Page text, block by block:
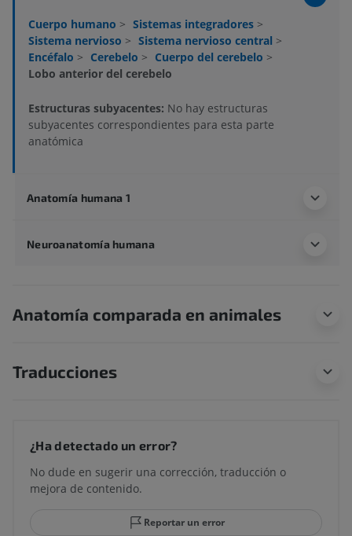
Cuerpo humano > Sistemas integradores >
Sistema nervioso > Sistema nervioso central >
Encéfalo > Cerebelo > Cuerpo del cerebelo >
Lobo anterior del cerebelo
Estructuras subyacentes: No hay estructuras
subyacentes correspondientes para esta parte
anatómica
Anatomía humana 1
Neuroanatomía humana
Anatomía comparada en animales
Traducciones
¿Ha detectado un error?
No dude en sugerir una corrección, traducción o
mejora de contenido.
Reportar un error